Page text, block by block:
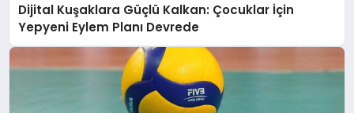
Dijital Kuşaklara Güçlü Kalkan: Çocuklar İçin
Yepyeni Eylem Planı Devrede